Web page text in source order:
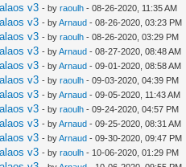
v3 - byraoulh - 08-26-2020, 11:35 AM
v3 - byArnaud - 08-26-2020, 03:23 PM
v3 - byraoulh - 08-26-2020, 03:29 PM
v3 - byArnaud - 08-27-2020, 08:48 AM
v3 - byArnaud - 09-01-2020, 08:58 AM
v3 - byraoulh - 09-03-2020, 04:39 PM
v3 - byArnaud - 09-05-2020, 11:43 AM
v3 - byraoulh - 09-24-2020, 04:57 PM
v3 - byArnaud - 09-25-2020, 08:31 AM
v3 - byArnaud - 09-30-2020, 09:47 PM
v3 - byraoulh - 10-06-2020, 01:29 PM